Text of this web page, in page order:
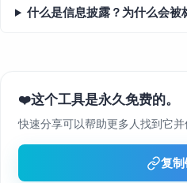
什么是信息披露？为什么会被
❤️这个工具是永久免费的。
快速分享可以帮助更多人找到它并
复